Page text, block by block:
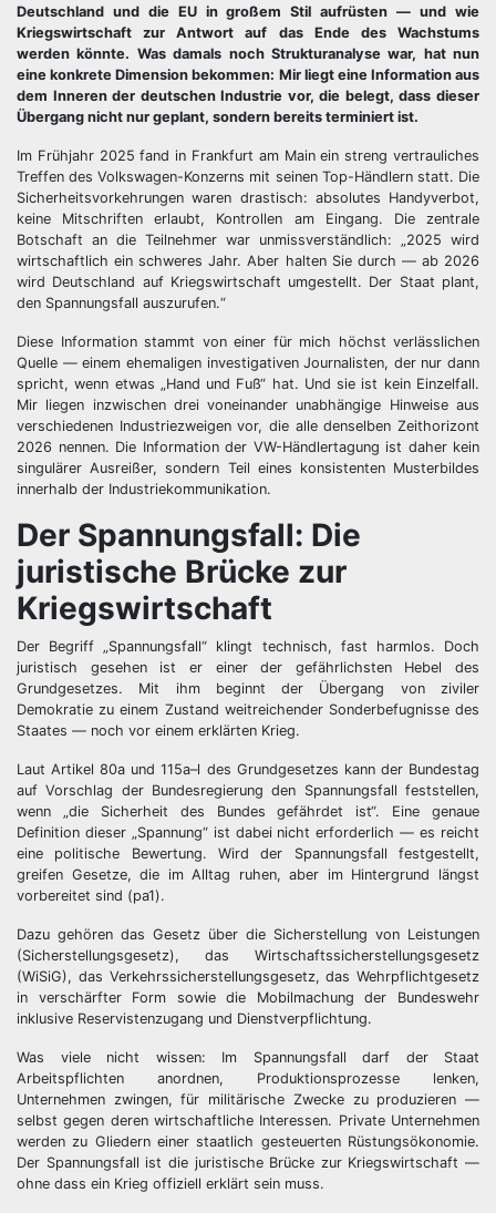
Deutschland und die EU in großem Stil aufrüsten — und wie
Kriegswirtschaft zur Antwort auf das Ende des Wachstums
werden könnte. Was damals noch Strukturanalyse war, hat nun
eine konkrete Dimension bekommen: Mir liegt eine Information aus
dem Inneren der deutschen Industrie vor, die belegt, dass dieser
Übergang nicht nur geplant, sondern bereits terminiert ist.
Im Frühjahr 2025 fand in Frankfurt am Main ein streng vertrauliches
Treffen des Volkswagen-Konzerns mit seinen Top-Händlern statt. Die
Sicherheitsvorkehrungen waren drastisch: absolutes Handyverbot,
keine Mitschriften erlaubt, Kontrollen am Eingang. Die zentrale
Botschaft an die Teilnehmer war unmissverständlich: „2025 wird
wirtschaftlich ein schweres Jahr. Aber halten Sie durch — ab 2026
wird Deutschland auf Kriegswirtschaft umgestellt. Der Staat plant,
den Spannungsfall auszurufen.“
Diese Information stammt von einer für mich höchst verlässlichen
Quelle — einem ehemaligen investigativen Journalisten, der nur dann
spricht, wenn etwas „Hand und Fuß“ hat. Und sie ist kein Einzelfall.
Mir liegen inzwischen drei voneinander unabhängige Hinweise aus
verschiedenen Industriezweigen vor, die alle denselben Zeithorizont
2026 nennen. Die Information der VW-Händlertagung ist daher kein
singulärer Ausreißer, sondern Teil eines konsistenten Musterbildes
innerhalb der Industriekommunikation.
Der Spannungsfall: Die
juristische Brücke zur
Kriegswirtschaft
Der Begriff „Spannungsfall“ klingt technisch, fast harmlos. Doch
juristisch gesehen ist er einer der gefährlichsten Hebel des
Grundgesetzes. Mit ihm beginnt der Übergang von ziviler
Demokratie zu einem Zustand weitreichender Sonderbefugnisse des
Staates — noch vor einem erklärten Krieg.
Laut Artikel 80a und 115a–l des Grundgesetzes kann der Bundestag
auf Vorschlag der Bundesregierung den Spannungsfall feststellen,
wenn „die Sicherheit des Bundes gefährdet ist“. Eine genaue
Definition dieser „Spannung“ ist dabei nicht erforderlich — es reicht
eine politische Bewertung. Wird der Spannungsfall festgestellt,
greifen Gesetze, die im Alltag ruhen, aber im Hintergrund längst
vorbereitet sind (pa1).
Dazu gehören das Gesetz über die Sicherstellung von Leistungen
(Sicherstellungsgesetz), das Wirtschaftssicherstellungsgesetz
(WiSiG), das Verkehrssicherstellungsgesetz, das Wehrpflichtgesetz
in verschärfter Form sowie die Mobilmachung der Bundeswehr
inklusive Reservistenzugang und Dienstverpflichtung.
Was viele nicht wissen: Im Spannungsfall darf der Staat
Arbeitspflichten anordnen, Produktionsprozesse lenken,
Unternehmen zwingen, für militärische Zwecke zu produzieren —
selbst gegen deren wirtschaftliche Interessen. Private Unternehmen
werden zu Gliedern einer staatlich gesteuerten Rüstungsökonomie.
Der Spannungsfall ist die juristische Brücke zur Kriegswirtschaft —
ohne dass ein Krieg offiziell erklärt sein muss.